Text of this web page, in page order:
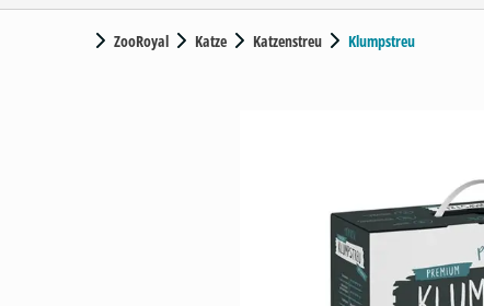
ZooRoyal Katze Katzenstreu Klumpstreu